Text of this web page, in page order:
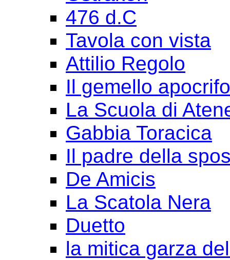
476 d.C
Tavola con vista
Attilio Regolo
Il gemello apocrifo
La Scuola di
Gabbia Toracica
Il padre della
De Amicis
La Scatola Nera
Duetto
la mitica garza